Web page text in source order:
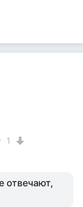
1
отвечают,